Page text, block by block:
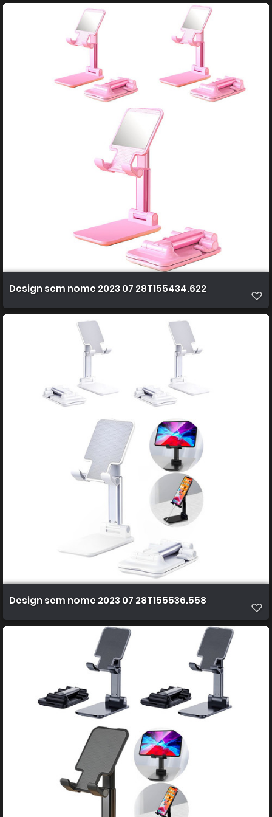
Design sem nome 2023 07 28T155434.622
Design sem nome 2023 07 28T155536.558